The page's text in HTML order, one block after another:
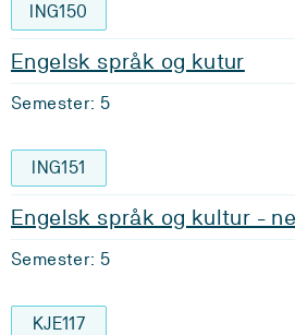
ING150
Engelsk språk og kutur
Semester: 5
ING151
Engelsk språk og kultur -
Semester: 5
KJE117